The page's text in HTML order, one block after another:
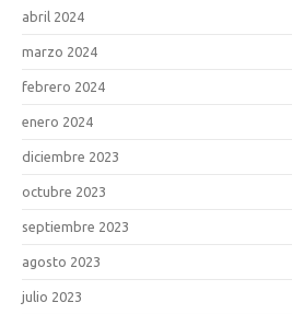
abril 2024
marzo 2024
febrero 2024
enero 2024
diciembre 2023
octubre 2023
septiembre 2023
agosto 2023
julio 2023